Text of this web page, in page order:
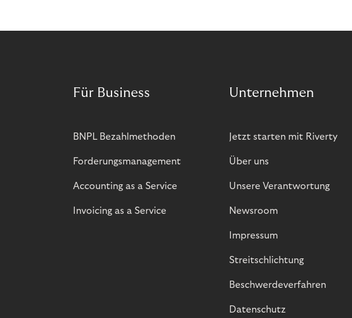
Für Business
BNPL Bezahlmethoden
Forderungsmanagement
Accounting as a Service
Invoicing as a Service
Unternehmen
Jetzt starten mit Riverty
Über uns
Unsere Verantwortung
Newsroom
Impressum
Streitschlichtung
Beschwerdeverfahren
Datenschutz